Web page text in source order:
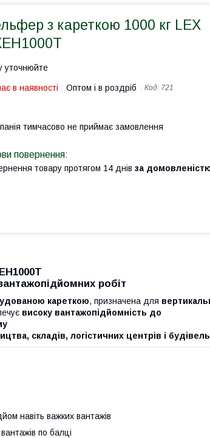
з кареткою 1000 кг LEX
уточнюйте
в наявності Оптом і в роздріб Код: 721
тимчасово не приймає замовлення
товару протягом 14 днів за
робіт
кареткою, призначена для
високу вантажопідйомність до
складів, логістичних центрів і
навіть важких вантажів
по балці